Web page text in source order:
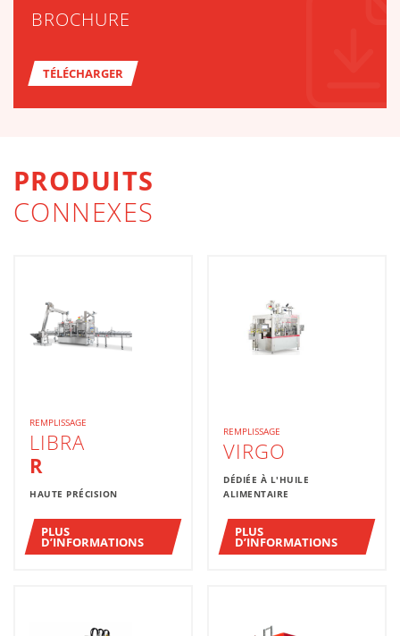
BROCHURE
TÉLÉCHARGER
PRODUITS
CONNEXES
REMPLISSAGE
LIBRA
R
HAUTE PRÉCISION
PLUS
D’INFORMATIONS
REMPLISSAGE
VIRGO
DÉDIÉE À L'HUILE
ALIMENTAIRE
PLUS
D’INFORMATIONS